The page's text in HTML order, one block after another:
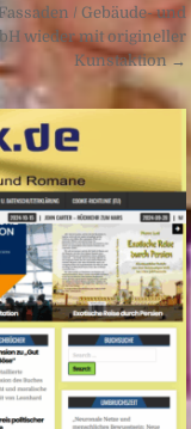
/ Gebäude- und
wieder mit origineller
Kunstaktion →